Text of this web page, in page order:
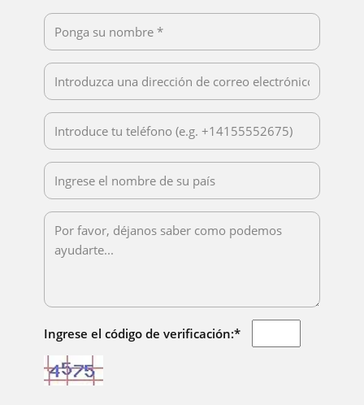
Ingrese el código de verificación:*